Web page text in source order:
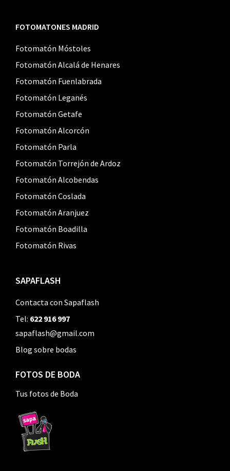
FOTOMATONES MADRID
Fotomatón Móstoles
Fotomatón Alcalá de Henares
Fotomatón Fuenlabrada
Fotomatón Leganés
Fotomatón Getafe
Fotomatón Alcorcón
Fotomatón Parla
Fotomatón Torrejón de Ardoz
Fotomatón Alcobendas
Fotomatón Coslada
Fotomatón Aranjuez
Fotomatón Boadilla
Fotomatón Rivas
SAPAFLASH
Contacta con Sapaflash
Tel: 622 916 997
sapaflash@gmail.com
Blog sobre bodas
FOTOS DE BODA
Tus fotos de Boda